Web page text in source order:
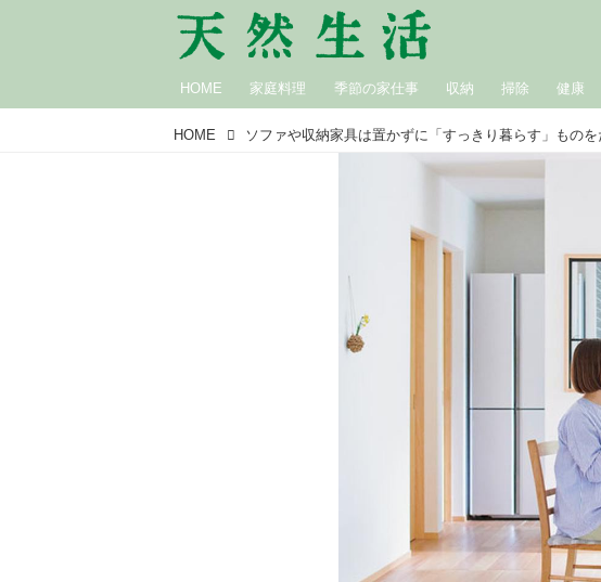
HOME 家庭料理 季節の家仕事 収納 掃除 健康
HOME